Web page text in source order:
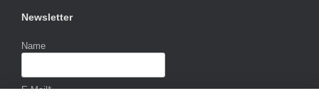
Newsletter
Name
E-Mail*